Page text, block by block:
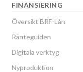
FINANSIERING
Översikt BRF-Lån
Ränteguiden
Digitala verktyg
Nyproduktion